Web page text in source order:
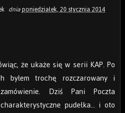
dniaponiedziałek, 20 stycznia 2014
że ukaże się w serii KAP. Po
byłem trochę rozczarowany i
Dziś Pani Poczta
pudełka… i oto